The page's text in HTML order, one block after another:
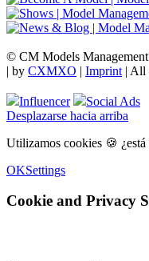
© CM Models Management
| by CXMXO | Imprint | All
Influencer
Social Ads
Desplazarse hacia arriba
Utilizamos cookies 🍪 ¿está
OKSettings
Cookie and Privacy